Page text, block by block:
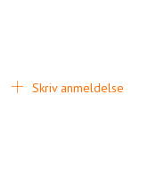
Skriv anmeldelse